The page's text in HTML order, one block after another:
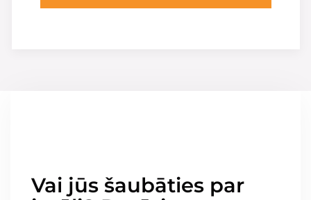
Vai jūs šaubāties par